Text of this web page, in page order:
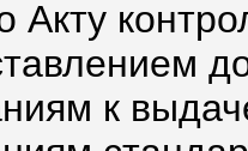
Акту
к